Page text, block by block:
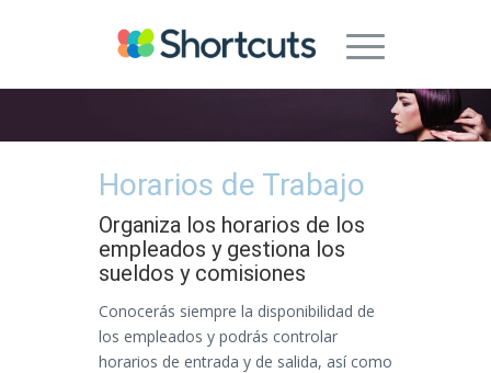
Horarios de Trabajo
Organiza los horarios de los
empleados y gestiona los
sueldos y comisiones
Conocerás siempre la disponibilidad de
los empleados y podrás controlar
horarios de entrada y de salida, así como